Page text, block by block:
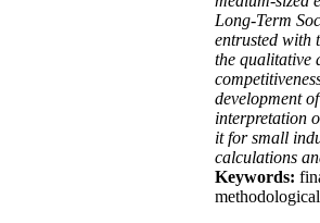
Long-Term
entrusted with
the qualitative
development
interpretation
it for small
calculations
Keywords: